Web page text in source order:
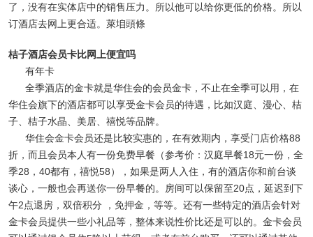
了，没有在实体店中的销售压力。所以他可以给你更低的价格。所以
订酒店去网上更合适。萊垍頭條
桔子酒店会员卡比网上便宜吗
有年卡
全季酒店的金卡就是华住会的会员金卡，不止在全季可以用，在
华住会旗下的酒店都可以享受金卡会员的待遇，比如汉庭、漫心、桔
子、桔子水晶、美居、禧悦等品牌。
华住会金卡会员还是比较实惠的，在有效期内，享受门店价格88
折，而且会员本人有一份免费早餐（参考价：汉庭早餐18元一份，全
季28，40都有，禧悦58），如果是两人入住，有的酒店你和前台谈
谈心，一般也会再送你一份早餐的。房间可以保留至20点，延迟到下
午2点退房，双倍积分 ，免押金，等等。还有一些特定的酒店会针对
金卡会员提供一些小礼品等，整体来说性价比还是可以的。金卡会员